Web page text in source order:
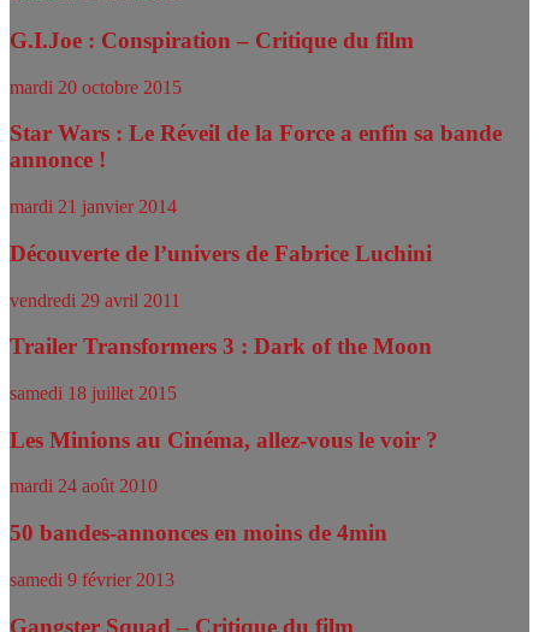
G.I.Joe : Conspiration – Critique du film
mardi 20 octobre 2015
Star Wars : Le Réveil de la Force a enfin sa bande
annonce !
mardi 21 janvier 2014
Découverte de l’univers de Fabrice Luchini
vendredi 29 avril 2011
Trailer Transformers 3 : Dark of the Moon
samedi 18 juillet 2015
Les Minions au Cinéma, allez-vous le voir ?
mardi 24 août 2010
50 bandes-annonces en moins de 4min
samedi 9 février 2013
Gangster Squad – Critique du film